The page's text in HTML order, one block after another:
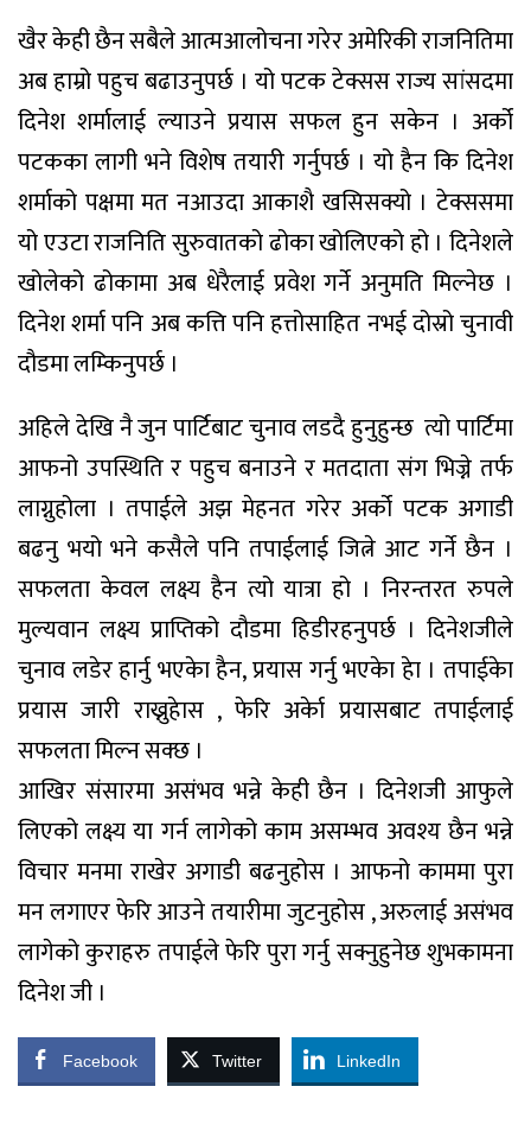
खैर केही छैन सबैले आत्मआलोचना गरेर अमेरिकी राजनितिमा
अब हाम्रो पहुच बढाउनुपर्छ । यो पटक टेक्सस राज्य सांसदमा
दिनेश शर्मालाई ल्याउने प्रयास सफल हुन सकेन । अर्को
पटकका लागी भने विशेष तयारी गर्नुपर्छ । यो हैन कि दिनेश
शर्माको पक्षमा मत नआउदा आकाशै खसिसक्यो । टेक्ससमा
यो एउटा राजनिति सुरुवातको ढोका खोलिएको हो । दिनेशले
खोलेको ढोकामा अब धेरैलाई प्रवेश गर्ने अनुमति मिल्नेछ ।
दिनेश शर्मा पनि अब कत्ति पनि हत्तोसाहित नभई दोस्रो चुनावी
दौडमा लम्किनुपर्छ ।
अहिले देखि नै जुन पार्टिबाट चुनाव लडदै हुनुहुन्छ त्यो पार्टिमा
आफनो उपस्थिति र पहुच बनाउने र मतदाता संग भिज्ने तर्फ
लाग्नुहोला । तपाईले अझ मेहनत गरेर अर्को पटक अगाडी
बढनु भयो भने कसैले पनि तपाईलाई जित्ने आट गर्ने छैन ।
सफलता केवल लक्ष्य हैन त्यो यात्रा हो । निरन्तरत रुपले
मुल्यवान लक्ष्य प्राप्तिको दौडमा हिडीरहनुपर्छ । दिनेशजीले
चुनाव लडेर हार्नु भएकेा हैन, प्रयास गर्नु भएकेा हेा । तपाईकेा
प्रयास जारी राख्नुहेास , फेरि अर्केा प्रयासबाट तपाईलाई
सफलता मिल्न सक्छ ।
आखिर संसारमा असंभव भन्ने केही छैन । दिनेशजी आफुले
लिएको लक्ष्य या गर्न लागेको काम असम्भव अवश्य छैन भन्ने
विचार मनमा राखेर अगाडी बढनुहोस । आफनो काममा पुरा
मन लगाएर फेरि आउने तयारीमा जुटनुहोस , अरुलाई असंभव
लागेको कुराहरु तपाईले फेरि पुरा गर्नु सक्नुहुनेछ शुभकामना
दिनेश जी ।
Facebook Twitter LinkedIn